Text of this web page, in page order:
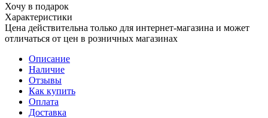
Хочу в подарок
Характеристики
Цена действительна только для интернет-магазина и может
отличаться от цен в розничных магазинах
Описание
Наличие
Отзывы
Как купить
Оплата
Доставка